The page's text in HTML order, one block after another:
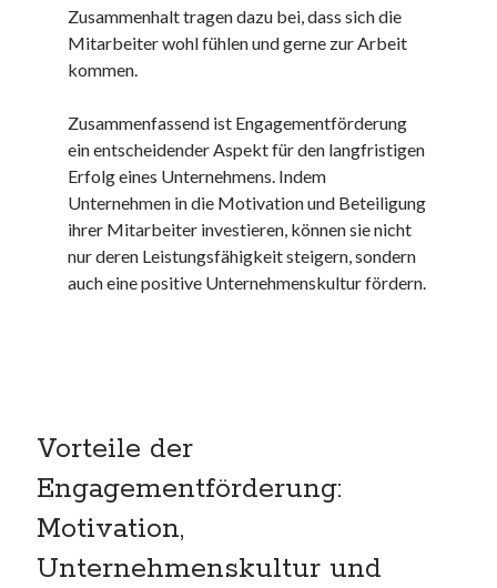
unterkunft
unterkünfte
websiten
Zusammenhalt tragen dazu bei, dass sich die
Mitarbeiter wohl fühlen und gerne zur Arbeit
kommen.
Zusammenfassend ist Engagementförderung
ein entscheidender Aspekt für den langfristigen
Erfolg eines Unternehmens. Indem
Unternehmen in die Motivation und Beteiligung
ihrer Mitarbeiter investieren, können sie nicht
nur deren Leistungsfähigkeit steigern, sondern
auch eine positive Unternehmenskultur fördern.
Vorteile der
Engagementförderung:
Motivation,
Unternehmenskultur und